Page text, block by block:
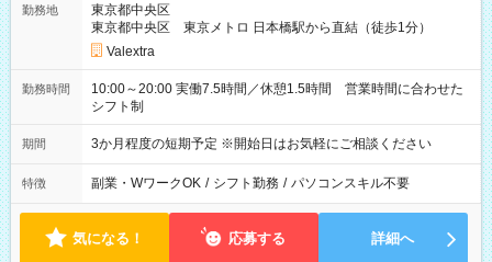
勤務地
東京都中央区
東京都中央区 東京メトロ 日本橋駅から直結（徒歩1分）
Valextra
勤務時間
10:00～20:00 実働7.5時間／休憩1.5時間 営業時間に合わせた
シフト制
期間 3か月程度の短期予定 ※開始日はお気軽にご相談ください
特徴 副業・WワークOK / シフト勤務 / パソコンスキル不要
気になる！ 応募する 詳細へ